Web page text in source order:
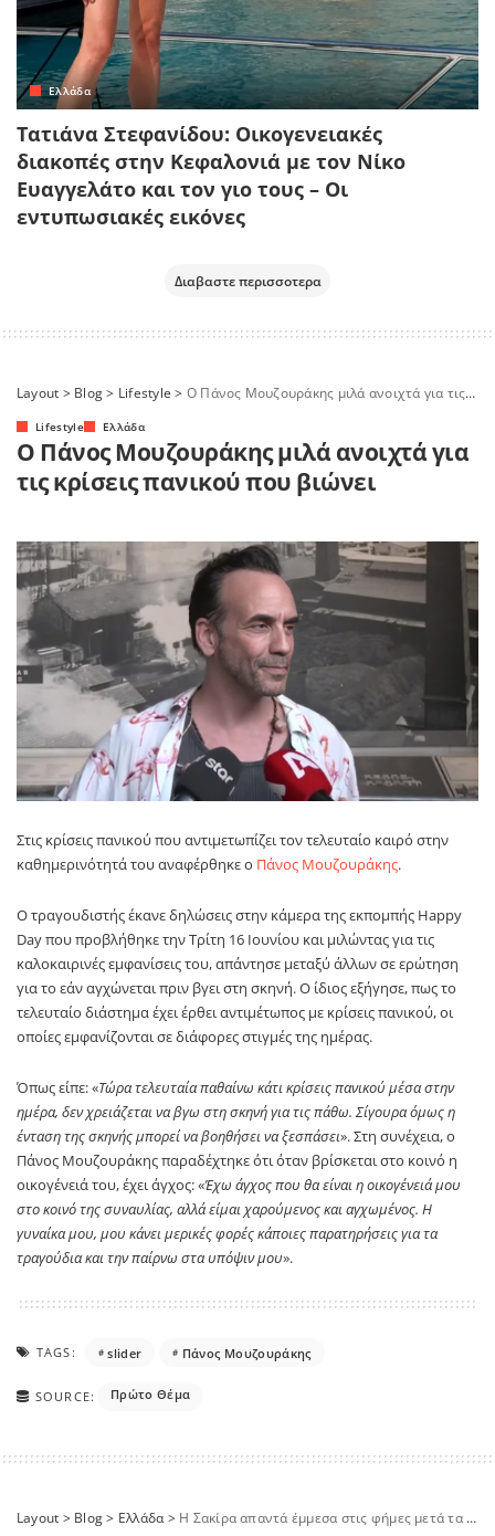
Ελλάδα
Τατιάνα Στεφανίδου: Οικογενειακές
διακοπές στην Κεφαλονιά με τον Νίκο
Ευαγγελάτο και τον γιο τους – Οι
εντυπωσιακές εικόνες
Διαβαστε περισσοτερα
Layout > Blog> Lifestyle > Ο Πάνος Μουζουράκης μιλά ανοιχτά για τις κρίσεις πανικού που βιώνει
Lifestyle Ελλάδα
Ο Πάνος Μουζουράκης μιλά ανοιχτά για
τις κρίσεις πανικού που βιώνει
Στις κρίσεις πανικού που αντιμετωπίζει τον τελευταίο καιρό στην
καθημερινότητά του αναφέρθηκε ο Πάνος Μουζουράκης.
Ο τραγουδιστής έκανε δηλώσεις στην κάμερα της εκπομπής Happy
Day που προβλήθηκε την Τρίτη 16 Ιουνίου και μιλώντας για τις
καλοκαιρινές εμφανίσεις του, απάντησε μεταξύ άλλων σε ερώτηση
για το εάν αγχώνεται πριν βγει στη σκηνή. Ο ίδιος εξήγησε, πως το
τελευταίο διάστημα έχει έρθει αντιμέτωπος με κρίσεις πανικού, οι
οποίες εμφανίζονται σε διάφορες στιγμές της ημέρας.
Όπως είπε: «Τώρα τελευταία παθαίνω κάτι κρίσεις πανικού μέσα στην
ημέρα, δεν χρειάζεται να βγω στη σκηνή για τις πάθω. Σίγουρα όμως η
ένταση της σκηνής μπορεί να βοηθήσει να ξεσπάσει». Στη συνέχεια, ο
Πάνος Μουζουράκης παραδέχτηκε ότι όταν βρίσκεται στο κοινό η
οικογένειά του, έχει άγχος: «Έχω άγχος που θα είναι η οικογένειά μου
στο κοινό της συναυλίας, αλλά είμαι χαρούμενος και αγχωμένος. Η
γυναίκα μου, μου κάνει μερικές φορές κάποιες παρατηρήσεις για τα
τραγούδια και την παίρνω στα υπόψιν μου».
TAGS: slider Πάνος Μουζουράκης
SOURCE: Πρώτο Θέμα
Layout > Blog> Ελλάδα> Η Σακίρα απαντά έμμεσα στις φήμες μετά τα σενάρια για το Μουντιάλ